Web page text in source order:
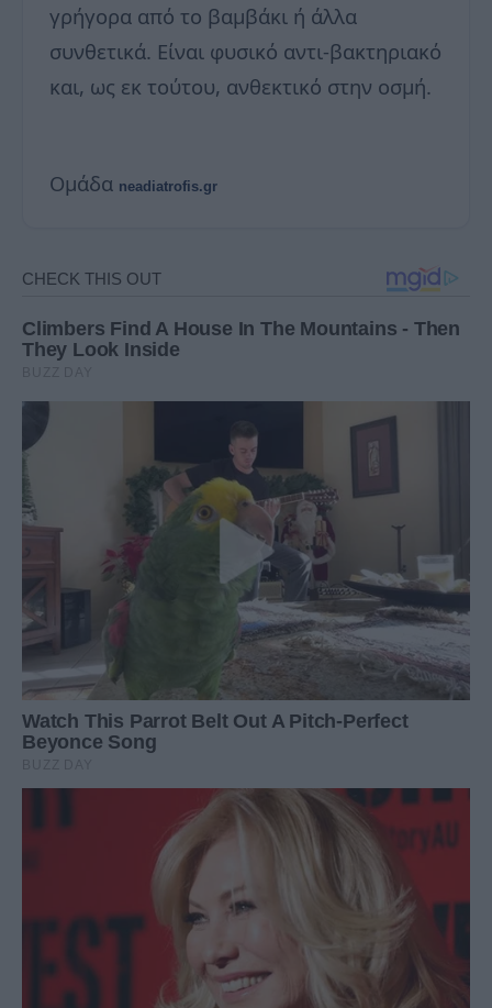
γρήγορα από το βαμβάκι ή άλλα
συνθετικά. Είναι φυσικό αντι-βακτηριακό
και, ως εκ τούτου, ανθεκτικό στην οσμή.
Ομάδα neadiatrofis.gr